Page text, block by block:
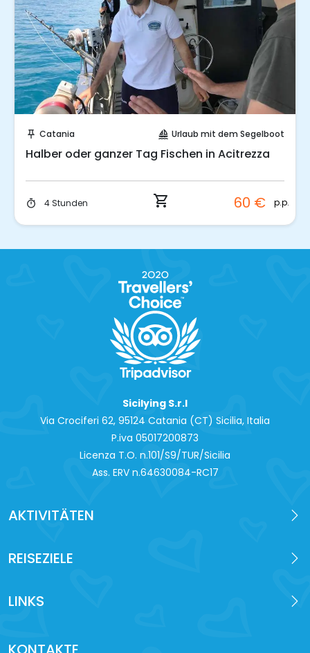
push_pin Catania sailing Urlaub mit dem Segelboot
Halber oder ganzer Tag Fischen in Acitrezza
timer 4 Stunden shopping_cart 60 € p.p.
Sicilying S.r.l
Via Crociferi 62, 95124 Catania (CT) Sicilia, Italia
P.iva 0‍5017200873
Licenza T.O. n.101/S9/TUR/Sicilia
Ass. ERV n.64630084-RC17
AKTIVITÄTEN
REISEZIELE
LINKS